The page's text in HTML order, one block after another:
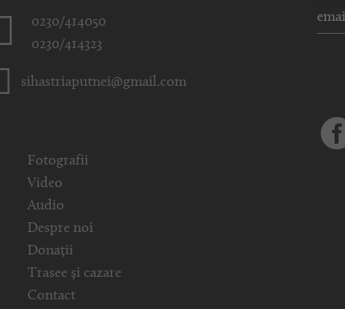
0230/414050
0230/414323
sihastriaputnei@gmail.com
Fotografii
Video
Audio
Despre noi
Donații
Trasee și cazare
Contact